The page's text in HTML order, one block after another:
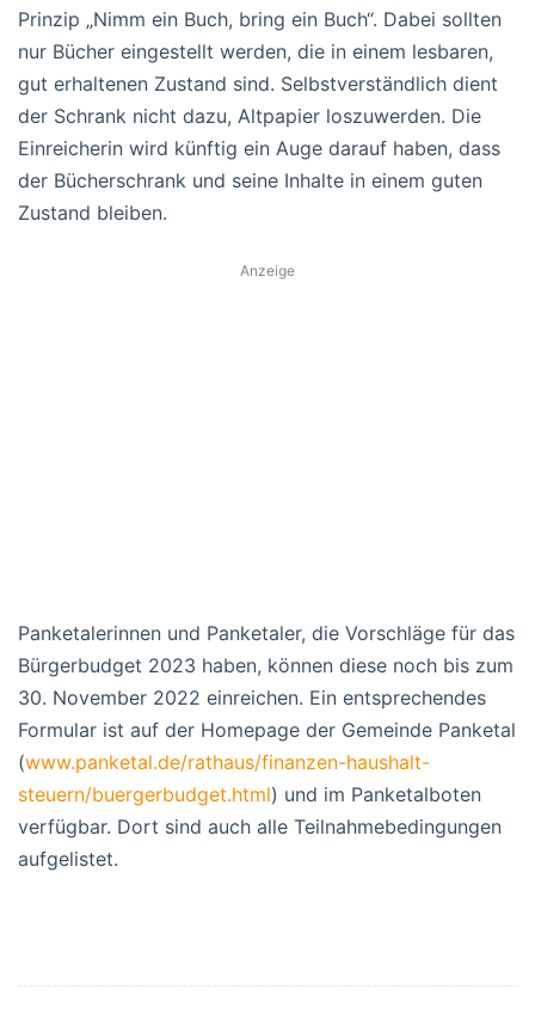
Prinzip „Nimm ein Buch, bring ein Buch“. Dabei sollten
nur Bücher eingestellt werden, die in einem lesbaren,
gut erhaltenen Zustand sind. Selbstverständlich dient
der Schrank nicht dazu, Altpapier loszuwerden. Die
Einreicherin wird künftig ein Auge darauf haben, dass
der Bücherschrank und seine Inhalte in einem guten
Zustand bleiben.
Anzeige
Panketalerinnen und Panketaler, die Vorschläge für das
Bürgerbudget 2023 haben, können diese noch bis zum
30. November 2022 einreichen. Ein entsprechendes
Formular ist auf der Homepage der Gemeinde Panketal
(www.panketal.de/rathaus/finanzen-haushalt-
steuern/buergerbudget.html) und im Panketalboten
verfügbar. Dort sind auch alle Teilnahmebedingungen
aufgelistet.